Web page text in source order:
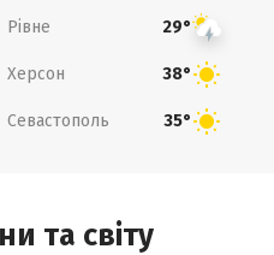
Рівне 29°
Херсон 38°
Севастополь 35°
та світу